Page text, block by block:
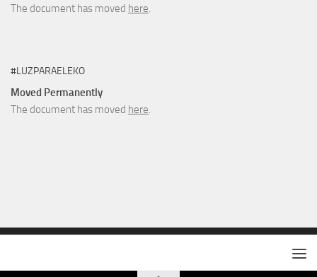
The document has moved here.
#LUZPARAELEKO
Moved Permanently
The document has moved here.